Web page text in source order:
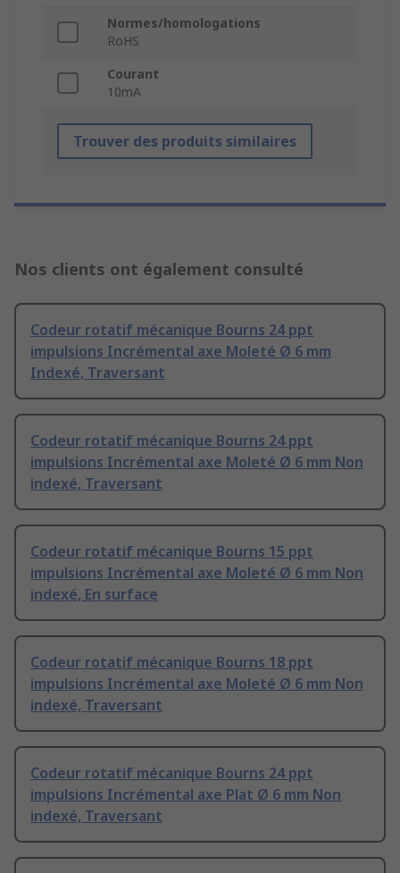
Normes/homologations
RoHS
Courant
10mA
Trouver des produits similaires
Nos clients ont également consulté
Codeur rotatif mécanique Bourns 24 ppt
impulsions Incrémental axe Moleté Ø 6 mm
Indexé, Traversant
Codeur rotatif mécanique Bourns 24 ppt
impulsions Incrémental axe Moleté Ø 6 mm Non
indexé, Traversant
Codeur rotatif mécanique Bourns 15 ppt
impulsions Incrémental axe Moleté Ø 6 mm Non
indexé, En surface
Codeur rotatif mécanique Bourns 18 ppt
impulsions Incrémental axe Moleté Ø 6 mm Non
indexé, Traversant
Codeur rotatif mécanique Bourns 24 ppt
impulsions Incrémental axe Plat Ø 6 mm Non
indexé, Traversant